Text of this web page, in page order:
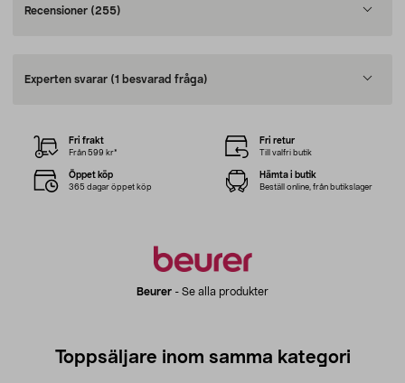
Recensioner (255)
Experten svarar (1 besvarad fråga)
Beurer - Se alla produkter
Fri frakt
Från 599 kr*
Fri retur
Till valfri butik
Öppet köp
365 dagar öppet köp
Hämta i butik
Beställ online, från butikslager
Toppsäljare inom samma kategori